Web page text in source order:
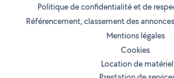
Politique de confidentialité et de
Référencement, classement des
Mentions légales
Cookies
Location de matériel